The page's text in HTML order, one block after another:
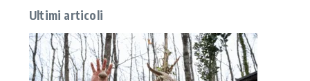
Ultimi articoli